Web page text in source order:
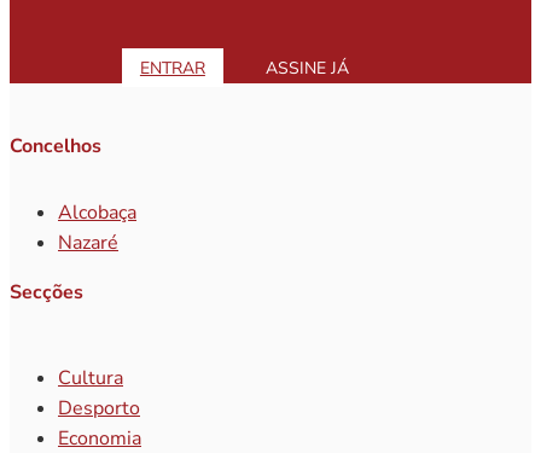
ENTRAR ASSINE JÁ
Concelhos
Alcobaça
Nazaré
Secções
Cultura
Desporto
Economia